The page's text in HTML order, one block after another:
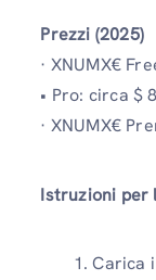
Prezzi (2025)
· XNUMX€
• Pro: circa $
· XNUMX€
Istruzioni per
Carica